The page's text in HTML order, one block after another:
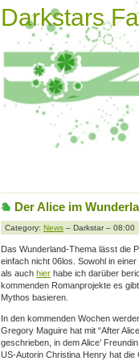
Darkstars
Der Alice im
Category: News – Darkstar – 08:00
Das Wunderland-Thema lässt die
einfach nicht 06los. Sowohl in einer
als auch hier habe ich darüber
kommenden Romanprojekte es
Mythos basieren.
In den kommenden Wochen
Gregory Maguire hat mit “After
geschrieben, in dem Alice’
US-Autorin Christina Henry hat